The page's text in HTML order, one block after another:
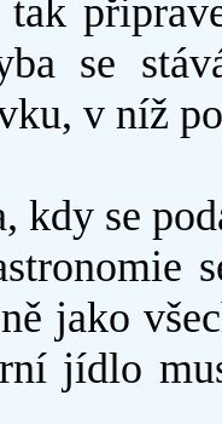
se
v níž
kdy se
jako
jídlo